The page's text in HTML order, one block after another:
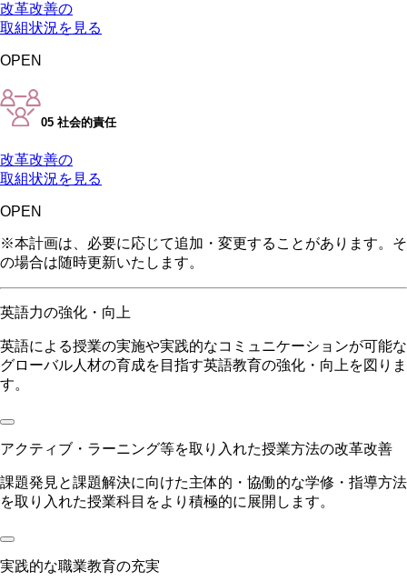
改革改善の
取組状況を見る
OPEN
05 社会的責任
改革改善の
取組状況を見る
OPEN
※本計画は、必要に応じて追加・変更することがあります。そ
の場合は随時更新いたします。
英語力の強化・向上
英語による授業の実施や実践的なコミュニケーションが可能な
グローバル人材の育成を目指す英語教育の強化・向上を図りま
す。
アクティブ・ラーニング等を取り入れた授業方法の改革改善
課題発見と課題解決に向けた主体的・協働的な学修・指導方法
を取り入れた授業科目をより積極的に展開します。
実践的な職業教育の充実